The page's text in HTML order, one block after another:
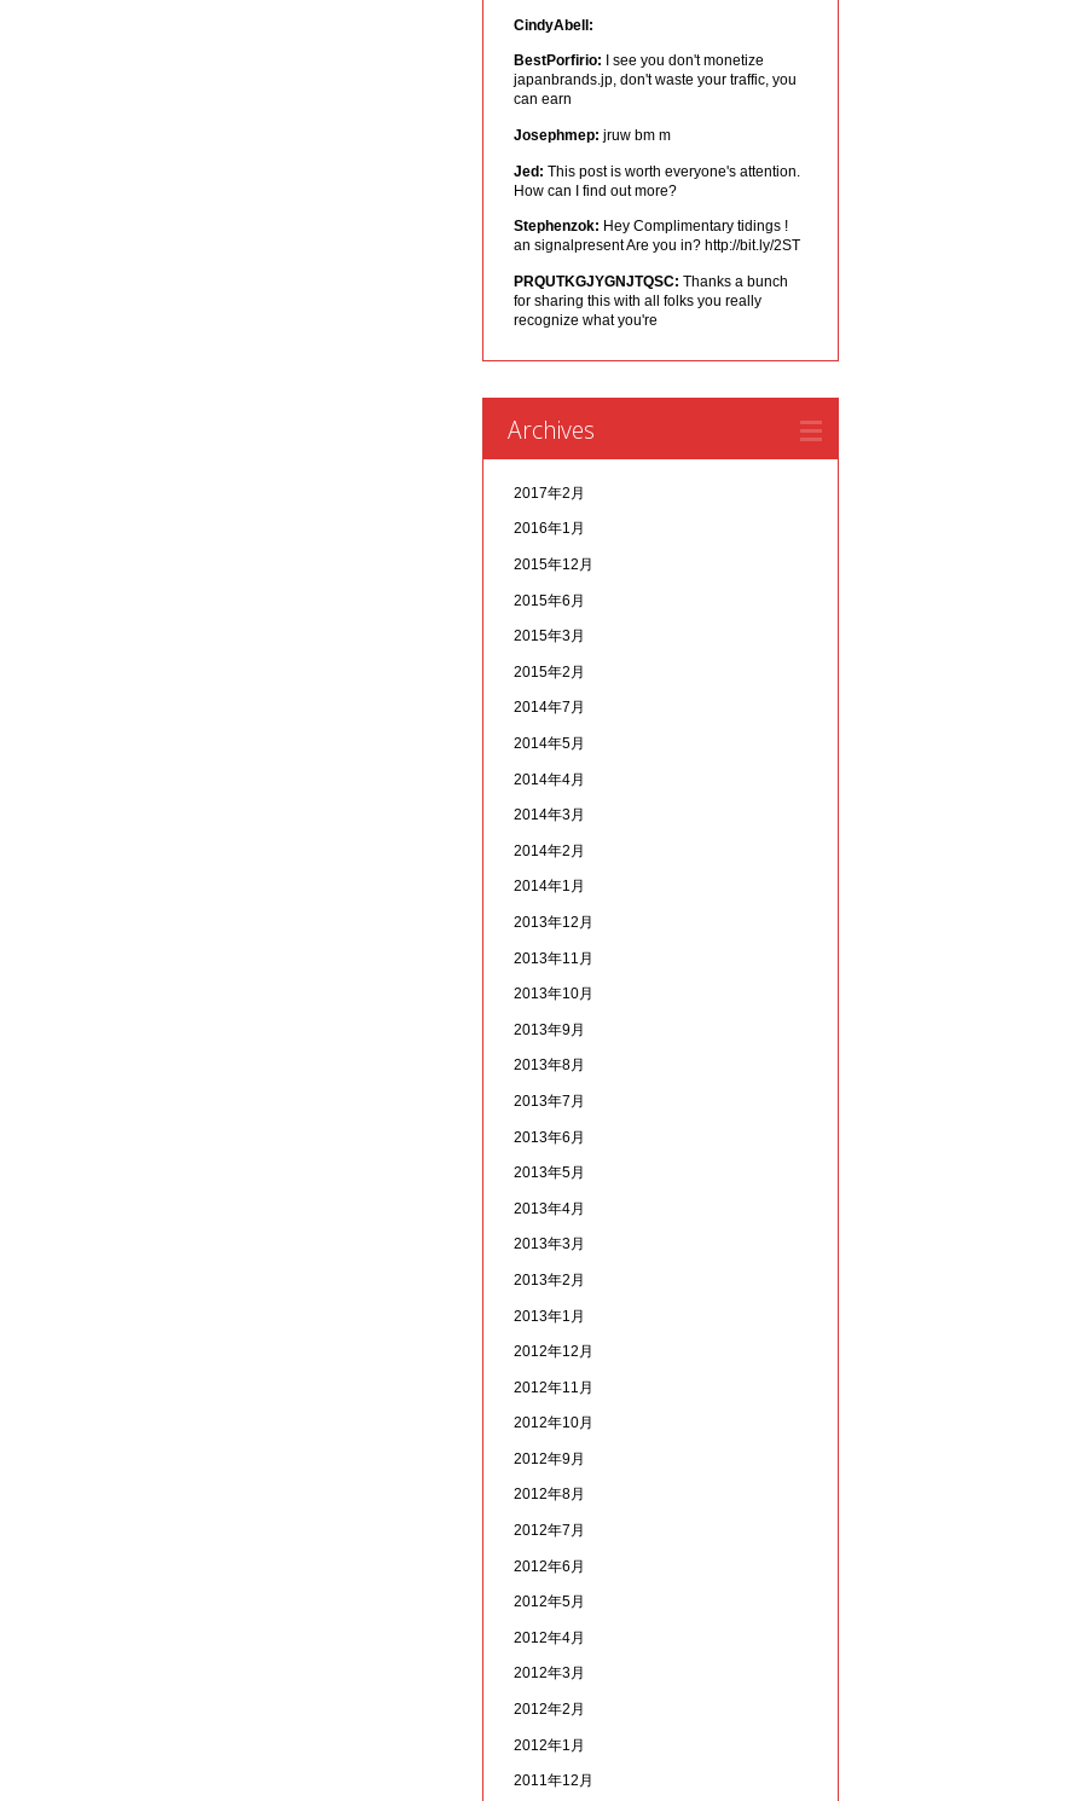
CindyAbell:
BestPorfirio: I see you don't monetize
japanbrands.jp, don't waste your traffic, you
can earn
Josephmep: jruw bm m
Jed: This post is worth everyone's attention.
How can I find out more?
Stephenzok: Hey Complimentary tidings !
an signalpresent Are you in? http://bit.ly/2ST
PRQUTKGJYGNJTQSC: Thanks a bunch
for sharing this with all folks you really
recognize what you're
Archives
2017年2月
2016年1月
2015年12月
2015年6月
2015年3月
2015年2月
2014年7月
2014年5月
2014年4月
2014年3月
2014年2月
2014年1月
2013年12月
2013年11月
2013年10月
2013年9月
2013年8月
2013年7月
2013年6月
2013年5月
2013年4月
2013年3月
2013年2月
2013年1月
2012年12月
2012年11月
2012年10月
2012年9月
2012年8月
2012年7月
2012年6月
2012年5月
2012年4月
2012年3月
2012年2月
2012年1月
2011年12月